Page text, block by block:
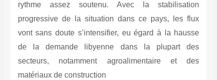
rythme assez soutenu. Avec la stabilisation
progressive de la situation dans ce pays, les flux
vont sans doute s’intensifier, eu égard à la hausse
de la demande libyenne dans la plupart des
secteurs, notamment agroalimentaire et des
matériaux de construction